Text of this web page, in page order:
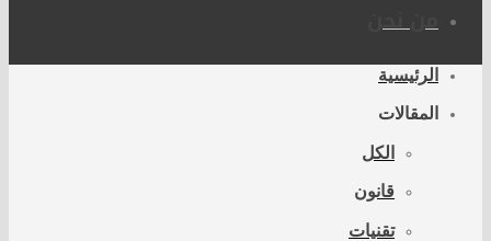
من نحن
الرئيسية
المقالات
الكل
قانون
تقنيات